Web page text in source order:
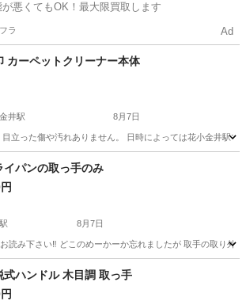
が悪くてもOK！最大限買取します
ラ Ad
カーペットクリーナー本体
井駅 8月7日
立った傷や汚れありません。 日時によっては花小金井駅で
花小金井駅 掃除用具
イパンの取っ手のみ
8月7日
読み下さい‼️ どこのめーかーか忘れましたが 取手の取り外
駅 調理器具
式ハンドル 木目調 取っ手